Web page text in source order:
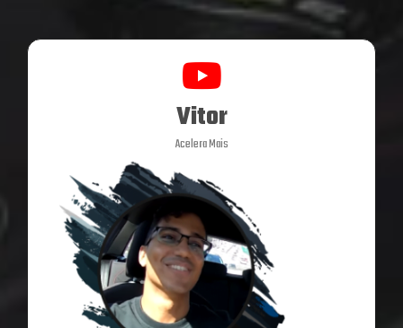
Vitor
Acelera Mais